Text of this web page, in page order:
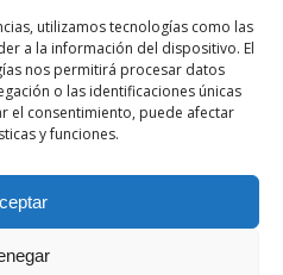
utilizamos tecnologías como las
a la información del dispositivo. El
nos permitirá procesar datos
o las identificaciones únicas
el consentimiento, puede afectar
y funciones.